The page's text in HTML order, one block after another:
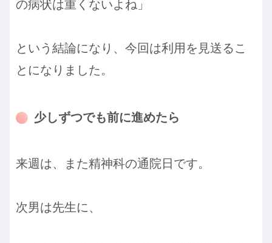
の病状は重くないよね」
という結論になり、今回は利用を見送るこ
とになりました。
少しずつでも前に進めたら
来週は、また精神科の通院日です。
次男は先生に、